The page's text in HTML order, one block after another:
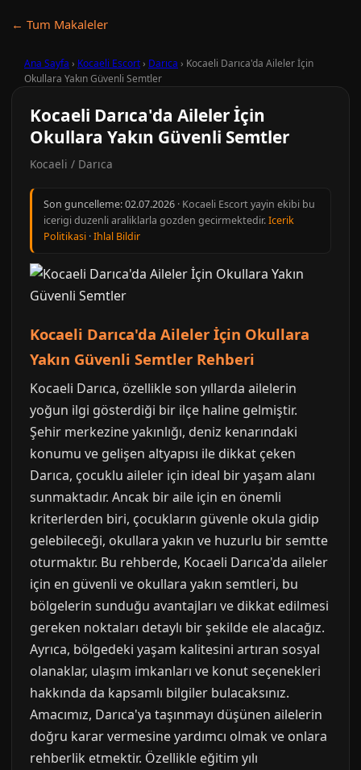
← Tum Makaleler
Ana Sayfa › Kocaeli Escort› Darıca › Kocaeli Darıca'da Aileler İçin
Okullara Yakın Güvenli Semtler
Kocaeli Darıca'da Aileler İçin
Okullara Yakın Güvenli Semtler
Kocaeli / Darıca
Son guncelleme:02.07.2026 · Kocaeli Escort yayin ekibi bu
icerigi duzenli araliklarla gozden gecirmektedir.Icerik
Politikasi ·Ihlal Bildir
Kocaeli Darıca'da Aileler İçin Okullara
Yakın Güvenli Semtler Rehberi
Kocaeli Darıca, özellikle son yıllarda ailelerin
yoğun ilgi gösterdiği bir ilçe haline gelmiştir.
Şehir merkezine yakınlığı, deniz kenarındaki
konumu ve gelişen altyapısı ile dikkat çeken
Darıca, çocuklu aileler için ideal bir yaşam alanı
sunmaktadır. Ancak bir aile için en önemli
kriterlerden biri, çocukların güvenle okula gidip
gelebileceği, okullara yakın ve huzurlu bir semtte
oturmaktır. Bu rehberde, Kocaeli Darıca'da aileler
için en güvenli ve okullara yakın semtleri, bu
bölgelerin sunduğu avantajları ve dikkat edilmesi
gereken noktaları detaylı bir şekilde ele alacağız.
Ayrıca, bölgedeki yaşam kalitesini artıran sosyal
olanaklar, ulaşım imkanları ve konut seçenekleri
hakkında da kapsamlı bilgiler bulacaksınız.
Amacımız, Darıca'ya taşınmayı düşünen ailelerin
doğru karar vermesine yardımcı olmak ve onlara
rehberlik etmektir. Özellikle eğitim yılı